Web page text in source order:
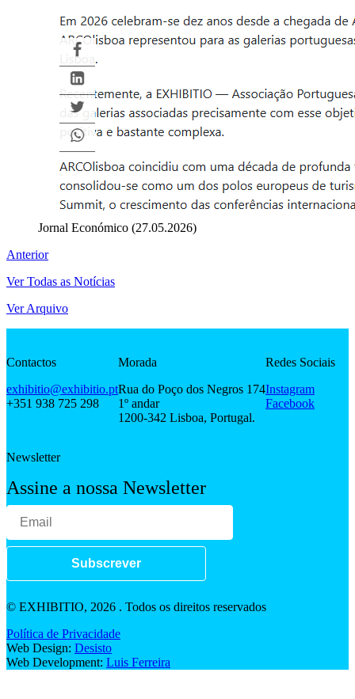
Jornal Económico (27.05.2026)
Anterior
Ver Todas as Notícias
Ver Arquivo
Contactos
exhibitio@exhibitio.pt
+351 938 725 298
Morada
Rua do Poço dos Negros 174
1º andar
1200-342 Lisboa, Portugal.
Redes Sociais
Instagram
Facebook
Newsletter
Assine a nossa Newsletter
Subscrever
© EXHIBITIO, 2026 . Todos os direitos reservados
Política de Privacidade
Web Design: Desisto
Web Development: Luis Ferreira